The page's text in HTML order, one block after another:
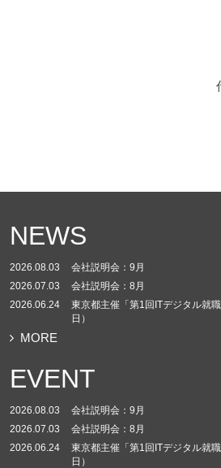
NEWS
2026.08.03
会社説明会：9月
2026.07.03
会社説明会：8月
2026.06.24
東京都主催「第1回ITデジタル就
日）
MORE
EVENT
2026.08.03
会社説明会：9月
2026.07.03
会社説明会：8月
2026.06.24
東京都主催「第1回ITデジタル就
日）